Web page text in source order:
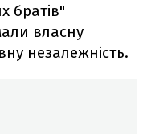
братів"
власну
незалежність.